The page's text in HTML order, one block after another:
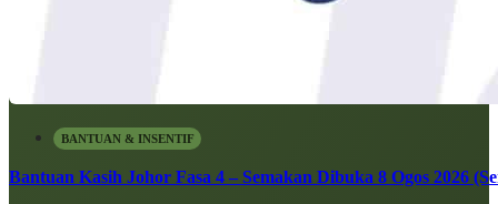
BANTUAN & INSENTIF
Bantuan Kasih Johor Fasa 4 – Semakan Dibuka 8 Ogos 2026